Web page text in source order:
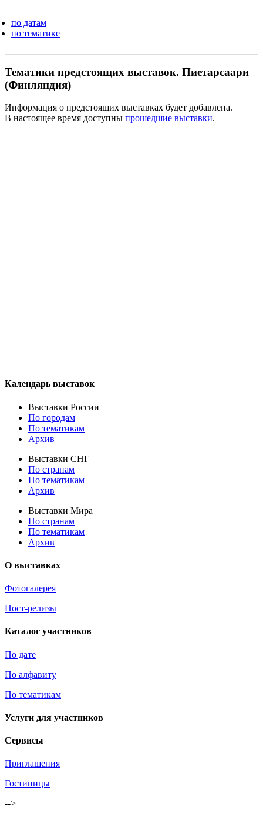
по датам
по тематике
Тематики предстоящих выставок. Пиетарсаари
(Финляндия)
Информация о предстоящих выставках будет добавлена.
В настоящее время доступны прошедшие выставки.
Календарь выставок
Выставки России
По городам
По тематикам
Архив
Выставки СНГ
По странам
По тематикам
Архив
Выставки Мира
По странам
По тематикам
Архив
О выставках
Фотогалерея
Пост-релизы
Каталог участников
По дате
По алфавиту
По тематикам
Услуги для участников
Сервисы
Приглашения
Гостиницы
-->